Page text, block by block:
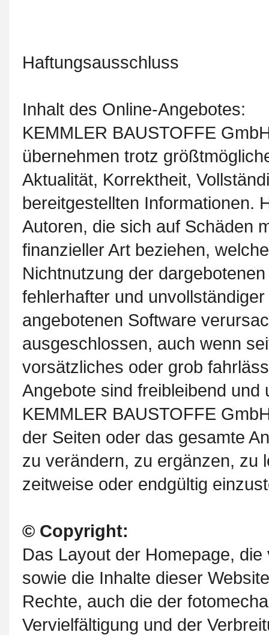
Haftungsausschluss
Inhalt des Online-Angebotes:
KEMMLER BAUSTOFFE
übernehmen trotz
Aktualität, Korrektheit,
bereitgestellten Informationen.
Autoren, die sich auf Schäden
finanzieller Art beziehen,
Nichtnutzung der
fehlerhafter und
angebotenen Software
ausgeschlossen, auch wenn
vorsätzliches oder grob
Angebote sind freibleibend und
KEMMLER BAUSTOFFE
der Seiten oder das gesamte
zu verändern, zu ergänzen, zu
zeitweise oder endgültig
© Copyright:
Das Layout der Homepage,
sowie die Inhalte dieser
Rechte, auch die der
Vervielfältigung und der